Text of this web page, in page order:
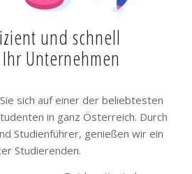
und schnell
Unternehmen
sich auf einer der beliebtesten
in ganz Österreich. Durch
Studienführer, genießen wir ein
Studierenden.